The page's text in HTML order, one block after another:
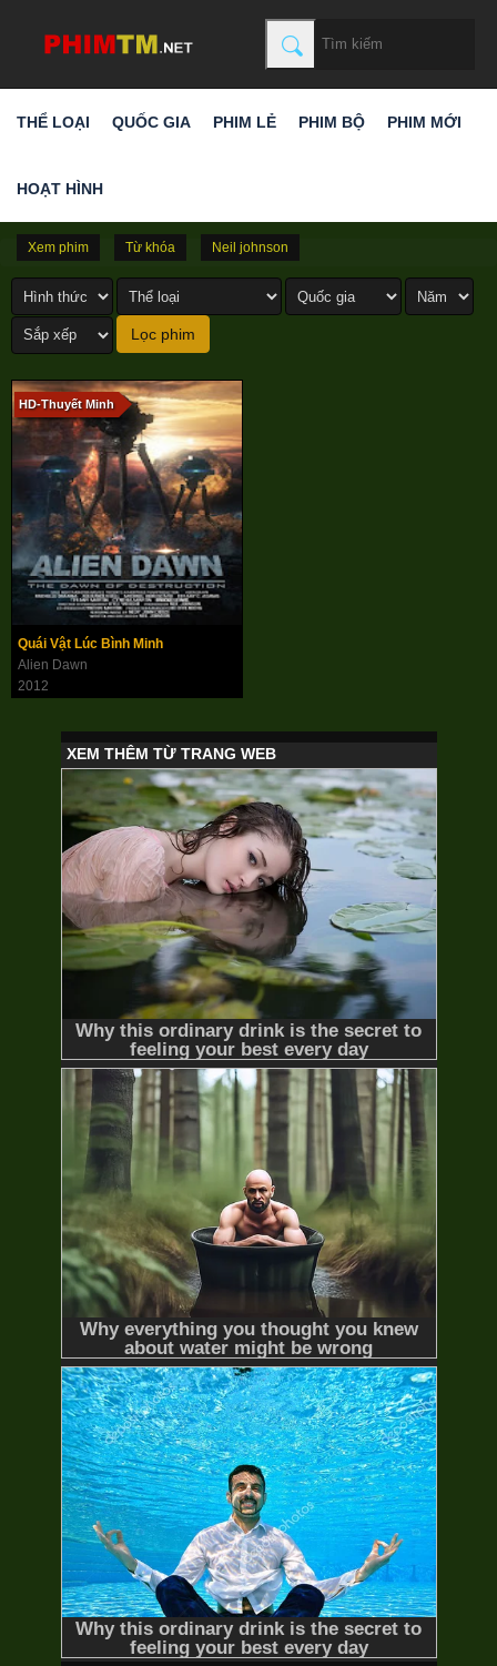
THỂ LOẠI QUỐC GIA PHIM LẺ PHIM BỘ PHIM MỚI
HOẠT HÌNH
Xem phim Từ khóa Neil johnson
HD-Thuyết Minh
Quái Vật Lúc Bình Minh
Alien Dawn
2012